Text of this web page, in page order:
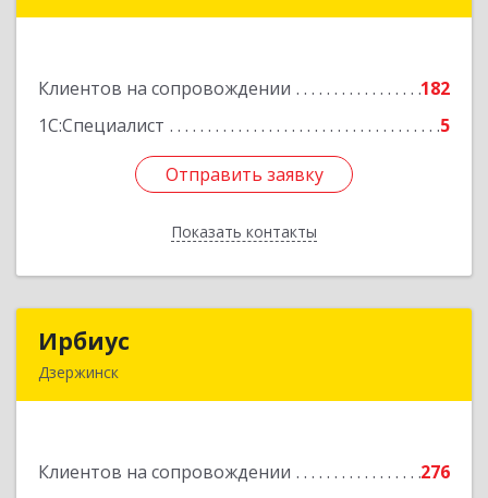
Клиентов на сопровождении
182
1С:Специалист
5
Отправить заявку
Показать контакты
Подробнее
Отправить заявку
Назад
Ирбиус
Дзержинск
Клиентов на сопровождении 276
Подробнее